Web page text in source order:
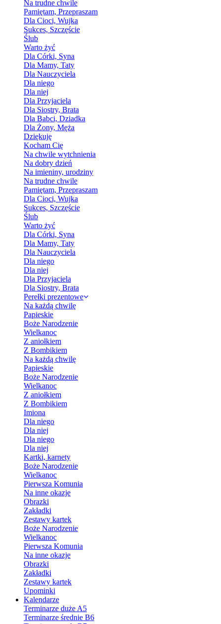
Na trudne chwile
Pamiętam, Przepraszam
Dla Cioci, Wujka
Sukces, Szczęście
Ślub
Warto żyć
Dla Córki, Syna
Dla Mamy, Taty
Dla Nauczyciela
Dla niego
Dla niej
Dla Przyjaciela
Dla Siostry, Brata
Dla Babci, Dziadka
Dla Żony, Męża
Dziękuję
Kocham Cię
Na chwile wytchnienia
Na dobry dzień
Na imieniny, urodziny
Na trudne chwile
Pamiętam, Przepraszam
Dla Cioci, Wujka
Sukces, Szczęście
Ślub
Warto żyć
Dla Córki, Syna
Dla Mamy, Taty
Dla Nauczyciela
Dla niego
Dla niej
Dla Przyjaciela
Dla Siostry, Brata
Perełki prezentowe
Na każdą chwilę
Papieskie
Boże Narodzenie
Wielkanoc
Z aniołkiem
Z Bombikiem
Na każdą chwilę
Papieskie
Boże Narodzenie
Wielkanoc
Z aniołkiem
Z Bombikiem
Imiona
Dla niego
Dla niej
Dla niego
Dla niej
Kartki, karnety
Boże Narodzenie
Wielkanoc
Pierwsza Komunia
Na inne okazje
Obrazki
Zakładki
Zestawy kartek
Boże Narodzenie
Wielkanoc
Pierwsza Komunia
Na inne okazje
Obrazki
Zakładki
Zestawy kartek
Upominki
Kalendarze
Terminarze duże A5
Terminarze średnie B6